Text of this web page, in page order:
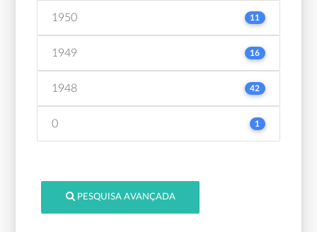
1950 11
1949 16
1948 42
0 1
PESQUISA AVANÇADA